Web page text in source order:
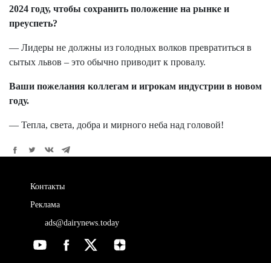
2024 году, чтобы сохранить положение на рынке и
преуспеть?
— Лидеры не должны из голодных волков превратиться в
сытых львов – это обычно приводит к провалу.
Ваши пожелания коллегам и игрокам индустрии в новом
году.
— Тепла, света, добра и мирного неба над головой!
Контакты
Реклама
ads@dairynews.today